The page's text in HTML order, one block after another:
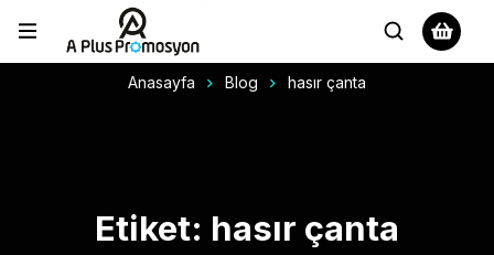
Anasayfa Blog hasır çanta
Etiket: hasır çanta